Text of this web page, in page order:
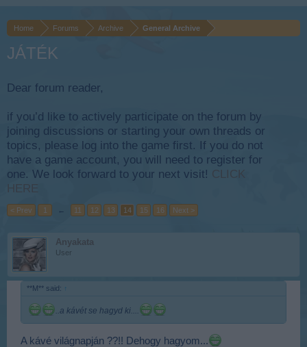
Home Forums Archive General Archive
JÁTÉK
Dear forum reader,
if you’d like to actively participate on the forum by
joining discussions or starting your own threads or
topics, please log into the game first. If you do not
have a game account, you will need to register for
one. We look forward to your next visit! CLICK
HERE
< Prev 1 ← 11 12 13 14 15 16 Next >
Anyakata
User
**M** said: ↑
..a kávét se hagyd ki....
A kávé világnapján ??!! Dehogy hagyom...